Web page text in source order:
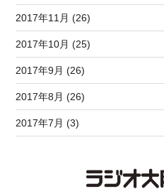
2017年11月 (26)
2017年10月 (25)
2017年9月 (26)
2017年8月 (26)
2017年7月 (3)